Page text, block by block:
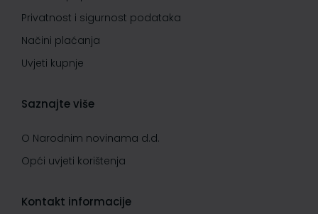
Privatnost i sigurnost podataka
Načini plaćanja
Uvjeti kupnje
Saznajte više
O Narodnim novinama d.d.
Opći uvjeti korištenja
Kontakt informacije